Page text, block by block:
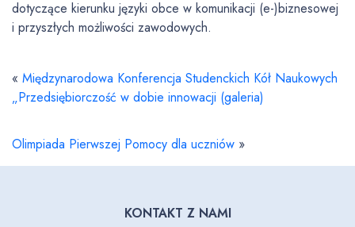
dotyczące kierunku języki obce w komunikacji (e-)biznesowej
i przyszłych możliwości zawodowych.
« Międzynarodowa Konferencja Studenckich Kół Naukowych
„Przedsiębiorczość w dobie innowacji (galeria)
Olimpiada Pierwszej Pomocy dla uczniów »
KONTAKT Z NAMI